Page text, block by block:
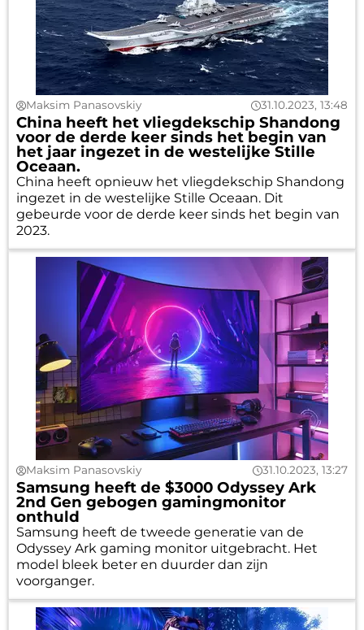
Maksim Panasovskiy 31.10.2023, 13:48
China heeft het vliegdekschip Shandong
voor de derde keer sinds het begin van
het jaar ingezet in de westelijke Stille
Oceaan.
China heeft opnieuw het vliegdekschip Shandong
ingezet in de westelijke Stille Oceaan. Dit
gebeurde voor de derde keer sinds het begin van
2023.
Maksim Panasovskiy 31.10.2023, 13:27
Samsung heeft de $3000 Odyssey Ark
2nd Gen gebogen gamingmonitor
onthuld
Samsung heeft de tweede generatie van de
Odyssey Ark gaming monitor uitgebracht. Het
model bleek beter en duurder dan zijn
voorganger.